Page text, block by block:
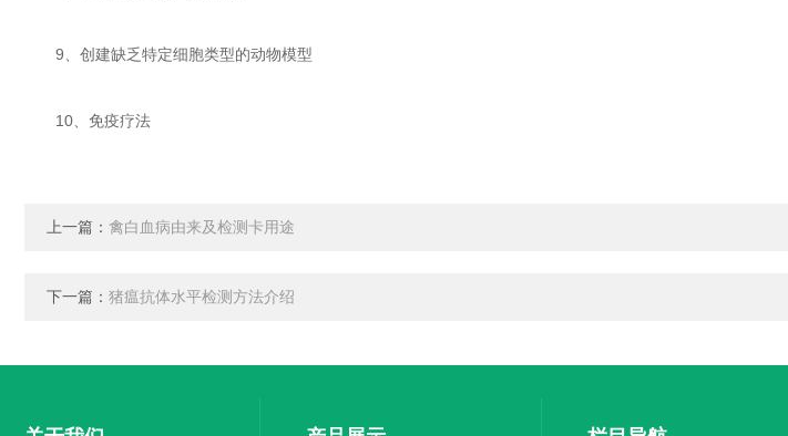
9、创建缺乏特定细胞类型的动物模型
10、免疫疗法
上一篇： 禽白血病由来及检测卡用途
下一篇： 猪瘟抗体水平检测方法介绍